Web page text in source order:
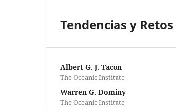
Tendencias y
Albert G. J. Tacon
The Oceanic Institute
Warren G. Dominy
The Oceanic Institute